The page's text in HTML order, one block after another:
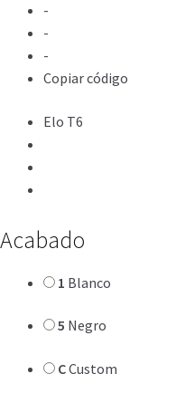
-
-
-
Copiar código
Elo T6
Acabado
1 Blanco
5 Negro
CCustom